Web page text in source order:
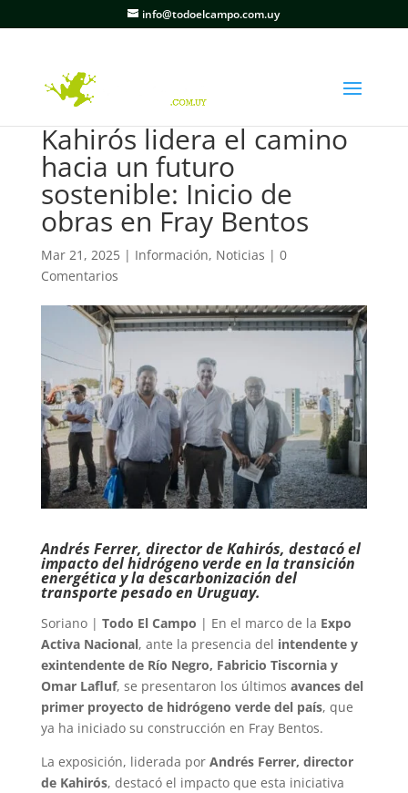
info@todoelcampo.com.uy
Kahirós lidera el camino
hacia un futuro
sostenible: Inicio de
obras en Fray Bentos
Mar 21, 2025| Información, Noticias | 0
Comentarios
Andrés Ferrer, director de Kahirós, destacó el
impacto del hidrógeno verde en la transición
energética y la descarbonización del
transporte pesado en Uruguay.
Soriano | Todo El Campo | En el marco de la Expo
Activa Nacional, ante la presencia del intendente y
exintendente de Río Negro, Fabricio Tiscornia y
Omar Lafluf, se presentaron los últimos avances del
primer proyecto de hidrógeno verde del país, que
ya ha iniciado su construcción en Fray Bentos.
La exposición, liderada por Andrés Ferrer, director
de Kahirós, destacó el impacto que esta iniciativa